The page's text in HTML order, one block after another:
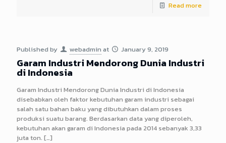
Read more
Published by webadmin at January 9, 2019
Garam Industri Mendorong Dunia Industri
di Indonesia
Garam Industri Mendorong Dunia Industri di Indonesia
disebabkan oleh faktor kebutuhan garam industri sebagai
salah satu bahan baku yang dibutuhkan dalam proses
produksi suatu barang. Berdasarkan data yang diperoleh,
kebutuhan akan garam di Indonesia pada 2014 sebanyak 3,33
juta ton. […]